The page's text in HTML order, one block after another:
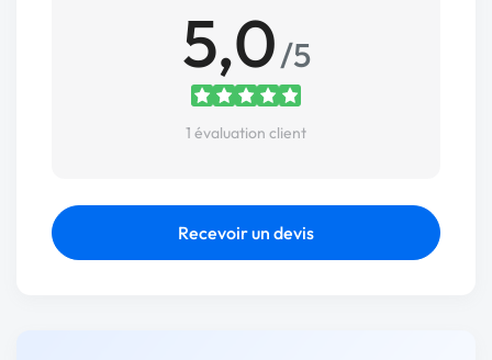
5,0/5
1 évaluation client
Recevoir un devis